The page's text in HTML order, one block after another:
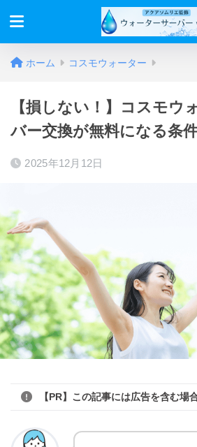
ホーム コスモウォーター
【損しない！】コスモウ
バー交換が無料になる条
2025年12月12日
【PR】この記事には広告を含む場